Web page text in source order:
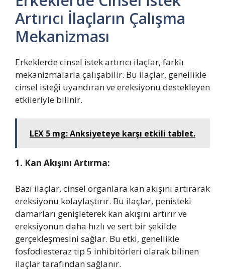
Artırıcı İlaçların Çalışma
Mekanizması
Erkeklerde cinsel istek artırıcı ilaçlar, farklı
mekanizmalarla çalışabilir. Bu ilaçlar, genellikle
cinsel isteği uyandıran ve ereksiyonu destekleyen
etkileriyle bilinir.
LEX 5 mg: Anksiyeteye karşı etkili tablet.
1. Kan Akışını Artırma:
Bazı ilaçlar, cinsel organlara kan akışını artırarak
ereksiyonu kolaylaştırır. Bu ilaçlar, penisteki
damarları genişleterek kan akışını artırır ve
ereksiyonun daha hızlı ve sert bir şekilde
gerçekleşmesini sağlar. Bu etki, genellikle
fosfodiesteraz tip 5 inhibitörleri olarak bilinen
ilaçlar tarafından sağlanır.